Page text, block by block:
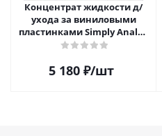
Концентрат жидкости д/
ухода за виниловыми
пластинками Simply Analog
200мл
5 180₽/шт